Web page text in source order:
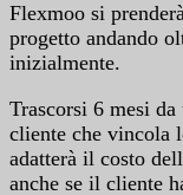
Flexmoo si
progetto andando
inizialmente.
Trascorsi 6 mesi
cliente che vincola
adatterà il costo
anche se il cliente